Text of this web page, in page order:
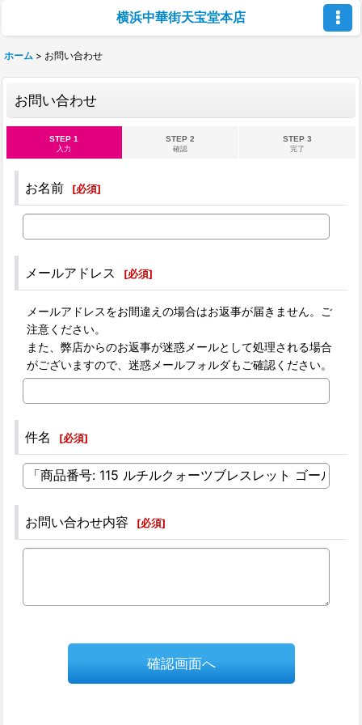
横浜中華街天宝堂本店
ホーム > お問い合わせ
お問い合わせ
STEP 1
入力
STEP 2
確認
STEP 3
完了
お名前 [必須]
メールアドレス [必須]
メールアドレスをお間違えの場合はお返事が届きません。ご
注意ください。
また、弊店からのお返事が迷惑メールとして処理される場合
がございますので、迷惑メールフォルダもご確認ください。
件名 [必須]
お問い合わせ内容 [必須]
確認画面へ